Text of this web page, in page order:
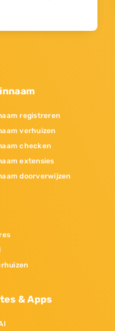
registreren
verhuizen
checken
extensies
doorverwijzen
& Apps